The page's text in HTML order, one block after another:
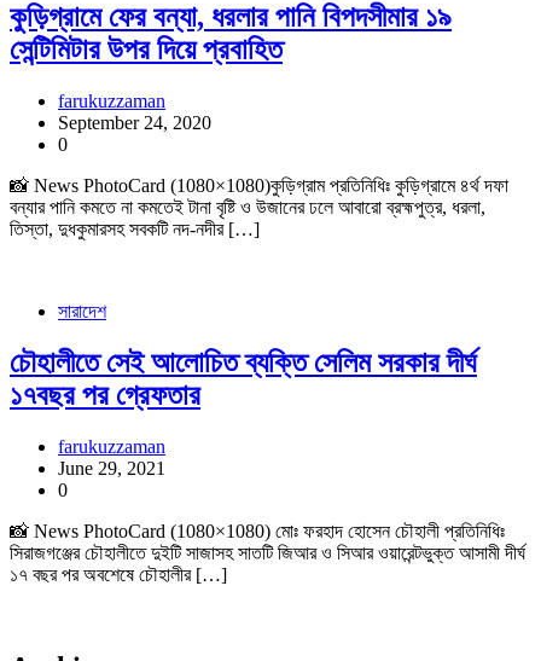
কুড়িগ্রামে ফের বন্যা, ধরলার পানি বিপদসীমার ১৯
সেন্টিমিটার উপর দিয়ে প্রবাহিত
farukuzzaman
September 24, 2020
0
📸 News PhotoCard (1080×1080)কুড়িগ্রাম প্রতিনিধিঃ কুড়িগ্রামে ৪র্থ দফা
বন্যার পানি কমতে না কমতেই টানা বৃষ্টি ও উজানের ঢলে আবারো ব্রহ্মপুত্র, ধরলা,
তিস্তা, দুধকুমারসহ সবকটি নদ-নদীর […]
সারাদেশ
চৌহালীতে সেই আলোচিত ব্যক্তি সেলিম সরকার দীর্ঘ
১৭বছর পর গ্রেফতার
farukuzzaman
June 29, 2021
0
📸 News PhotoCard (1080×1080) মোঃ ফরহাদ হোসেন চৌহালী প্রতিনিধিঃ
সিরাজগঞ্জের চৌহালীতে দুইটি সাজাসহ সাতটি জিআর ও সিআর ওয়ারেন্টভুক্ত আসামী দীর্ঘ
১৭ বছর পর অবশেষে চৌহালীর […]